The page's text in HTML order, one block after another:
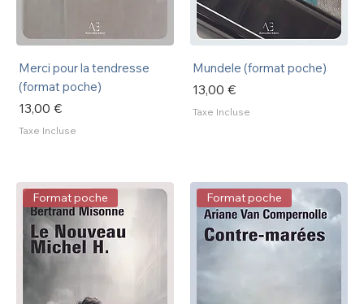
Merci pour la tendresse
(format poche)
Prix
13,00 €
Taxe Incluse
Mundele (format poche)
Prix
13,00 €
Taxe Incluse
Format poche Format poche